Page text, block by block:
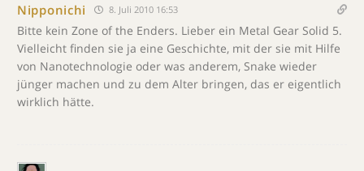
Nipponichi 8. Juli 2010 16:53
Bitte kein Zone of the Enders. Lieber ein Metal Gear Solid 5.
Vielleicht finden sie ja eine Geschichte, mit der sie mit Hilfe
von Nanotechnologie oder was anderem, Snake wieder
jünger machen und zu dem Alter bringen, das er eigentlich
wirklich hätte.